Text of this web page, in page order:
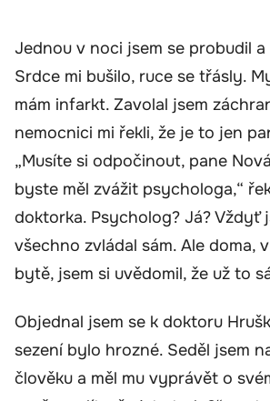
Jednou v noci jsem se probudil
Srdce mi bušilo, ruce se třásly.
mám infarkt. Zavolal jsem
nemocnici mi řekli, že je to jen
„Musíte si odpočinout, pane
byste měl zvážit psychologa,“
doktorka. Psycholog? Já? Vždyť
všechno zvládal sám. Ale doma,
bytě, jsem si uvědomil, že už to
Objednal jsem se k doktoru
sezení bylo hrozné. Seděl jsem
člověku a měl mu vyprávět o